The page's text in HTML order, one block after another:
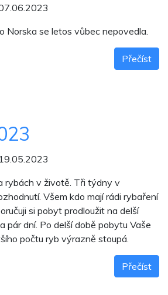
Norska se letos vůbec nepovedla.
Přečíst
rybách v životě. Tři týdny v
Všem kdo mají rádi rybaření
si pobyt prodloužit na delší
pár dní. Po delší době pobytu Vaše
počtu ryb výrazně stoupá.
Přečíst